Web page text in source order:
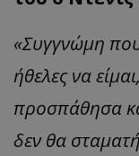
«Συγγνώμη
ήθελες να
προσπάθησα
δεν θα